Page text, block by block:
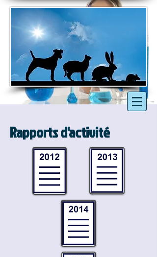
Rapports d'activité